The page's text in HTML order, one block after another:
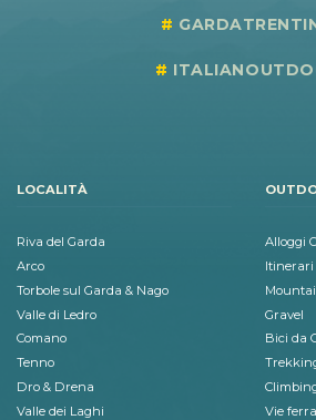
LOCALITÀ
Riva del Garda
Arco
Torbole sul Garda & Nago
Valle di Ledro
Comano
Tenno
Dro & Drena
Valle dei Laghi
Alloggi
Itinerari
Gravel
Bici da
Vie